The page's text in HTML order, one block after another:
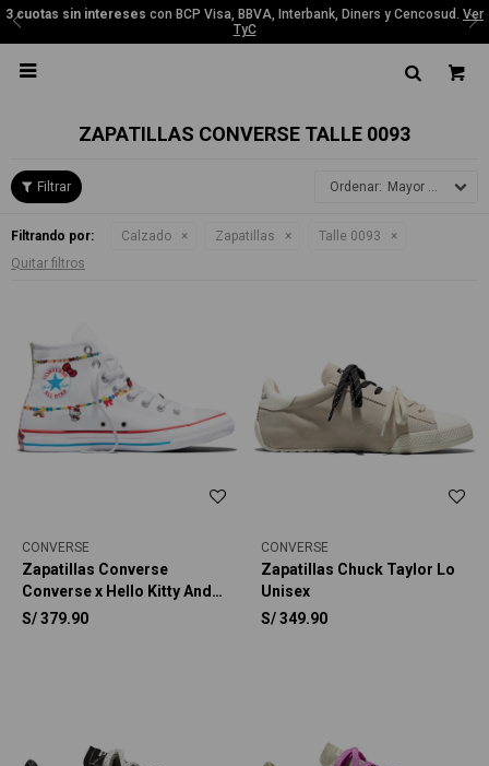
3 cuotas sin intereses con BCP Visa, BBVA, Interbank, Diners y Cencosud. Ver
TyC

ZAPATILLAS CONVERSE TALLE 0093
Mayor precio
Filtrando por: Calzado Zapatillas
Talle 0093
Quitar filtros
CONVERSE
Zapatillas Converse
Converse x Hello Kitty And
Friends Chuck Taylor All
S/379.90
CONVERSE
Zapatillas Chuck Taylor Lo
Unisex
S/349.90